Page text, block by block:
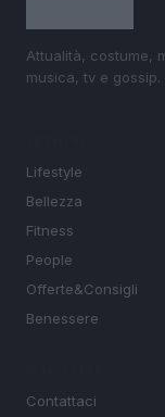
Attualità, costume,
musica, tv e gossip.
Lifestyle
Bellezza
Fitness
People
Offerte&Consigli
Benessere
Contattaci